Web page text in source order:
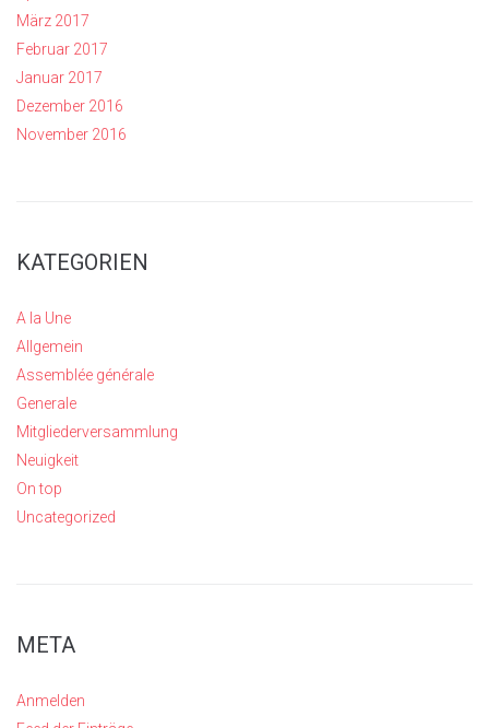
März 2017
Februar 2017
Januar 2017
Dezember 2016
November 2016
KATEGORIEN
A la Une
Allgemein
Assemblée générale
Generale
Mitgliederversammlung
Neuigkeit
On top
Uncategorized
META
Anmelden